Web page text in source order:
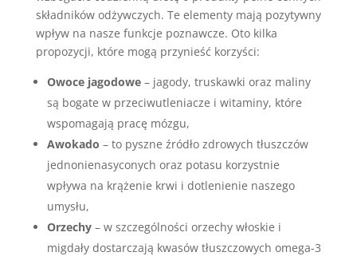
składników odżywczych. Te elementy mają pozytywny
wpływ na nasze funkcje poznawcze. Oto kilka
propozycji, które mogą przynieść korzyści:
Owoce jagodowe– jagody, truskawki oraz maliny
są bogate w przeciwutleniacze i witaminy, które
wspomagają pracę mózgu,
Awokado – to pyszne źródło zdrowych tłuszczów
jednonienasyconych oraz potasu korzystnie
wpływa na krążenie krwi i dotlenienie naszego
umysłu,
Orzechy– w szczególności orzechy włoskie i
migdały dostarczają kwasów tłuszczowych omega-3